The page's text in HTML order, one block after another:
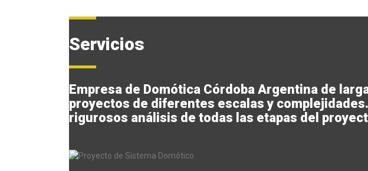
Servicios
Empresa de Domótica Córdoba Argentina de
proyectos de diferentes escalas y
rigurosos análisis de todas las etapas del